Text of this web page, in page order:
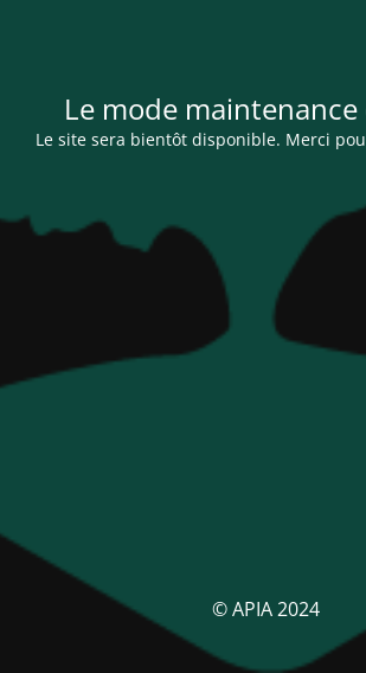
Le mode
Le site sera bientôt disponible. Merci
© APIA 2024